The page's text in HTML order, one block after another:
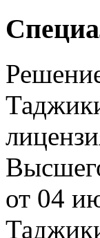
от 04